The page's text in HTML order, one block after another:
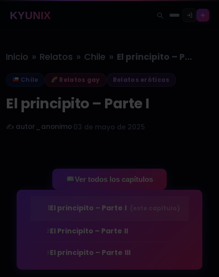
KYUNIX
Inicio » Relatos » Chile » El principito – Parte I
Chile Relatos gay Relatos eróticos
El principito – Parte I
✍️ autor_anonimo 03 de mayo de 2025
Ver todos los capítulos
1El principito – Parte I (este capítulo)
El Principito – Parte II
El principito – Parte III